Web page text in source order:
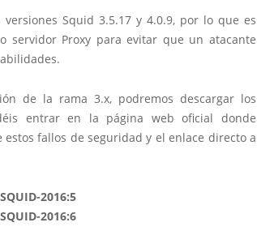
Squid 3.5.17 y 4.0.9, por lo que es
servidor Proxy para evitar que un atacante
de la rama 3.x, podremos descargar los
entrar en la página web oficial donde
fallos de seguridad y el enlace directo a
2016:5
2016:6